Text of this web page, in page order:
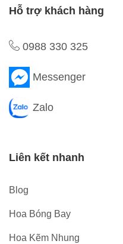
Hỗ trợ khách hàng
0988 330 325
Messenger
Zalo
Liên kết nhanh
Blog
Hoa Bóng Bay
Hoa Kẽm Nhung